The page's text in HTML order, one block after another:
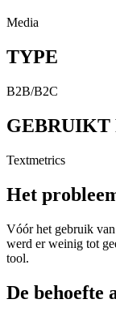
Media
TYPE
B2B/B2C
GEBRUIKT
Textmetrics
Het
Vóór het gebruik
werd er weinig tot
tool.
De behoefte